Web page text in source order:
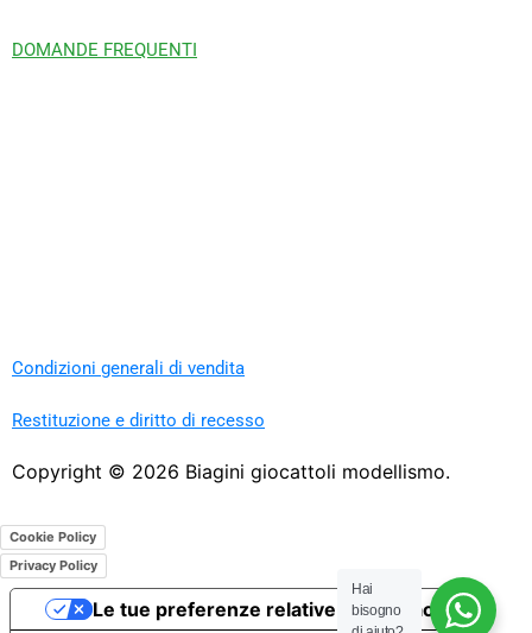
DOMANDE FREQUENTI
Condizioni generali di vendita
Restituzione e diritto di recesso
Copyright © 2026 Biagini giocattoli modellismo.
Cookie Policy
Privacy Policy
Hai
bisogno
Le tue preferenze relative alla privacy